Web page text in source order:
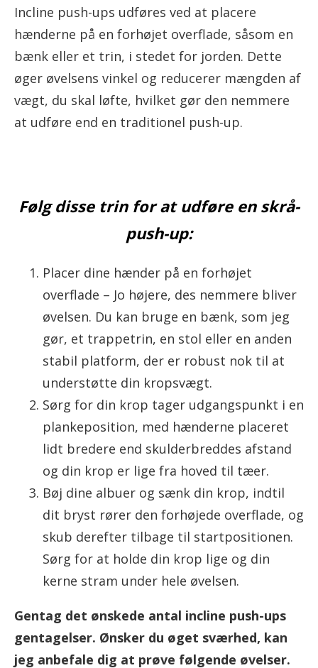
Incline push-ups udføres ved at placere
hænderne på en forhøjet overflade, såsom en
bænk eller et trin, i stedet for jorden. Dette
øger øvelsens vinkel og reducerer mængden af
vægt, du skal løfte, hvilket gør den nemmere
at udføre end en traditionel push-up.
Følg disse trin for at udføre en skrå-
push-up:
Placer dine hænder på en forhøjet
overflade – Jo højere, des nemmere bliver
øvelsen. Du kan bruge en bænk, som jeg
gør, et trappetrin, en stol eller en anden
stabil platform, der er robust nok til at
understøtte din kropsvægt.
Sørg for din krop tager udgangspunkt i en
plankeposition, med hænderne placeret
lidt bredere end skulderbreddes afstand
og din krop er lige fra hoved til tæer.
Bøj dine albuer og sænk din krop, indtil
dit bryst rører den forhøjede overflade, og
skub derefter tilbage til startpositionen.
Sørg for at holde din krop lige og din
kerne stram under hele øvelsen.
Gentag det ønskede antal incline push-ups
gentagelser. Ønsker du øget sværhed, kan
jeg anbefale dig at prøve følgende øvelser.